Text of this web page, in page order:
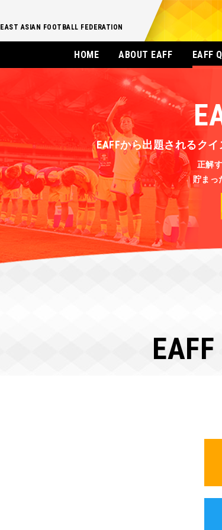
EAST ASIAN FOOTBALL FEDERATION
HOME ABOUT EAFF EAFF
EAFFから出題されるク
正解
貯まっ